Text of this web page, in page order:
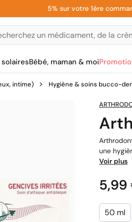
5% sur votre 1ère commande
Bébé, maman & moi
intime) Hygiène & soins bucco-
une
Voir plus
Prix
5,99
50 ml